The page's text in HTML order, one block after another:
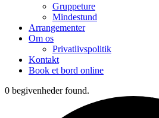
Gruppeture
Mindestund
Arrangementer
Om os
Privatlivspolitik
Kontakt
Book et bord online
0 begivenheder found.